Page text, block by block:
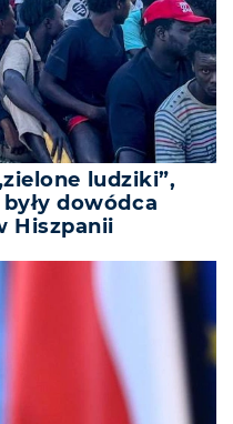
ludziki”,
dowódca
Hiszpanii